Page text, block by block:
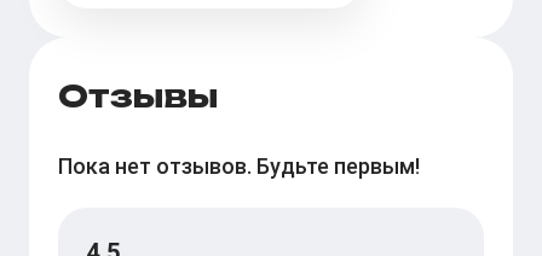
Отзывы
Пока нет отзывов. Будьте первым!